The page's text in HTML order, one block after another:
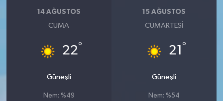
14 AĞUSTOS
CUMA
22°
Güneşli
Nem: %49
15 AĞUSTOS
CUMARTESI
21 °
Güneşli
Nem: %54